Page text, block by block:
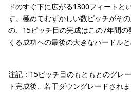
ドのすぐ下に広がる1300フィートと
す。極めてむずかしい数ピッチがそ
の、15ピッチ目の完成はこの7年間
くる成功への最後の大きなハードルと
注記：15ピッチ目のもともとのグレ
ト完成後、若干ダウングレードされま